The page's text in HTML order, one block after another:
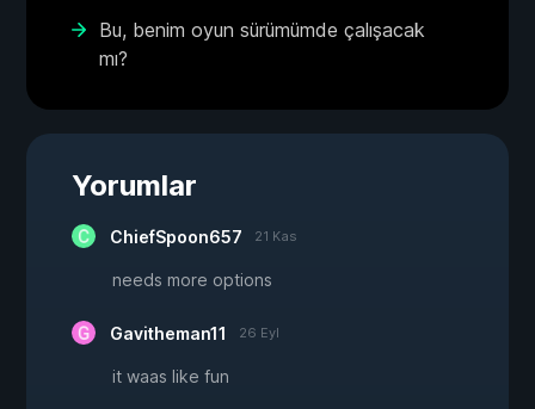
Bu, benim oyun sürümümde çalışacak
mı?
Yorumlar
ChiefSpoon657 21 Kas
needs more options
Gavitheman11 26 Eyl
it waas like fun